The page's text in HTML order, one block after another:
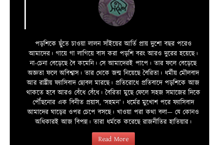
পড়শিকে ছুঁতে চাওয়া লালন সাঁইয়ের আর্তি প্রায় দুশো বছর পরেও
আমাদের। গায়ে গা লাগিয়ে বাস করা পড়শি বরং আরও দুরের হয়েছে।
না-চেনা বেড়েছে বৈ কমেনি। সে আমাদেরই পাপে। তার ফলে বেড়েছে
অজ্ঞতা ফলে অবিশ্বাস। তার থেকে জন্ম নিয়েছে বৈরিতা। ধর্মীয় মৌলবাদ
আর রাষ্ট্রীয় ফ্যাসিবাদ ছোবল মারছে। প্রতিরোধে প্রতিবাদে পড়শিকে আজ
থাকতে হবে আরও বেঁধে বেঁধে। বৈরিতা মুছে ফেলে সহজ সমাজের দিকে
পৌঁছনোর এক বিনীত প্রয়াস, ‘সহমন’। ধর্মের মুখোশ পরে ফ্যাসিবাদ
আমাদের ঘাড়ের ওপর চেপে বসছে। খাওয়া পরা কথা বলা—­­ যে কোনও
অধিকারই আজ বিপন্ন। তারা ধর্মকে করেছে রাজনীতির হাতিয়ার।
Read More